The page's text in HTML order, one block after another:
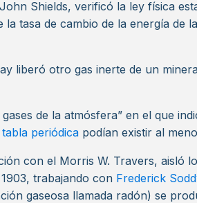
Shields, verificó la ley física
la tasa de cambio de la energía de
liberó otro gas inerte de un
de la atmósfera” en el que
tabla periódica podían existir al
con el Morris W. Travers, aisló
trabajando con Frederick
gaseosa llamada radón) se